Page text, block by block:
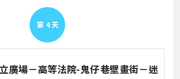
第 4 天
廣場－高等法院-鬼仔巷壁畫街－迷